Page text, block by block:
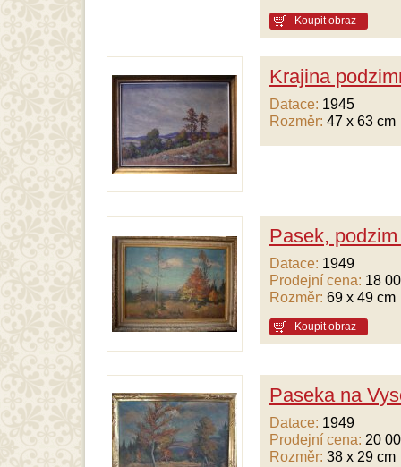
Koupit obraz
Krajina
Datace: 1945
Rozměr: 47 x 63 cm
Pasek,
Datace: 1949
Prodejní cena: 18
Rozměr: 69 x 49 cm
Koupit obraz
Paseka na
Datace: 1949
Prodejní cena: 20
Rozměr: 38 x 29 cm